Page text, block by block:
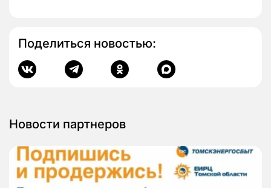
Поделиться новостью:
Новости партнеров